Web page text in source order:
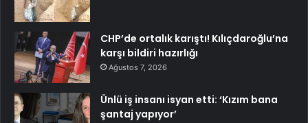
CHP’de ortalık karıştı! Kılıçdaroğlu’na
karşı bildiri hazırlığı
Ağustos 7, 2026
Ünlü iş insanı isyan etti: ‘Kızım bana
şantaj yapıyor’